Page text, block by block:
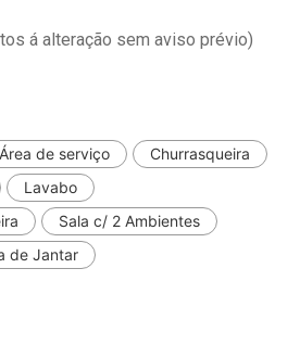
á alteração sem aviso prévio)
Área de serviço
Churrasqueira
Lavabo
Sala c/ 2 Ambientes
de Jantar